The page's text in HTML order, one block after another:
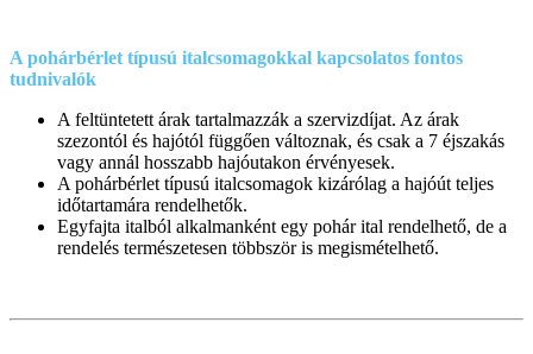
A pohárbérlet típusú italcsomagokkal kapcsolatos fontos
tudnivalók
A feltüntetett árak tartalmazzák a szervizdíjat. Az árak
szezontól és hajótól függően változnak, és csak a 7 éjszakás
vagy annál hosszabb hajóutakon érvényesek.
A pohárbérlet típusú italcsomagok kizárólag a hajóút teljes
időtartamára rendelhetők.
Egyfajta italból alkalmanként egy pohár ital rendelhető, de a
rendelés természetesen többször is megismételhető.